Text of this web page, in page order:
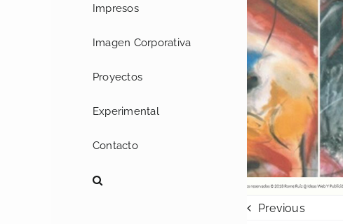
Impresos
Imagen Corporativa
Proyectos
Experimental
Contacto
Previous